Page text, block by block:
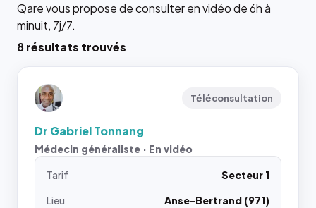
Qare vous propose de consulter en vidéo de 6h à
minuit, 7j/7.
8 résultats trouvés
Téléconsultation
Dr Gabriel Tonnang
Médecin généraliste · En vidéo
Tarif
Secteur 1
Lieu
Anse-Bertrand (971)